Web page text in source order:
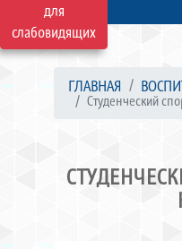
для
слабовидящих
ГЛАВНАЯ
Студенческий